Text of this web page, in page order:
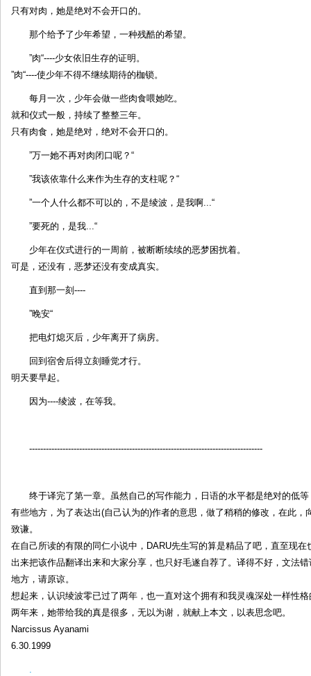
只有对肉，她是绝对不会开口的。
那个给予了少年希望，一种残酷的希望。
”肉“----少女依旧生存的证明。
”肉“----使少年不得不继续期待的枷锁。
每月一次，少年会做一些肉食喂她吃。
就和仪式一般，持续了整整三年。
只有肉食，她是绝对，绝对不会开口的。
”万一她不再对肉闭口呢？“
”我该依靠什么来作为生存的支柱呢？“
”一个人什么都不可以的，不是绫波，是我啊...“
”要死的，是我...“
少年在仪式进行的一周前，被断断续续的恶梦困扰着。
可是，还没有，恶梦还没有变成真实。
直到那一刻----
”晚安“
把电灯熄灭后，少年离开了病房。
回到宿舍后得立刻睡觉才行。
明天要早起。
因为----绫波，在等我。
------------------------------------------------------------------------------------
终于译完了第一章。虽然自己的写作能力，日语的水平都是绝对的低
有些地方，为了表达出(自己认为的)作者的意思，做了稍稍的修改，在此，
致谦。
在自己所读的有限的同仁小说中，DARU先生写的算是精品了吧，直至现在
出来把该作品翻译出来和大家分享，也只好毛遂自荐了。译得不好，文法
地方，请原谅。
想起来，认识绫波零已过了两年，也一直对这个拥有和我灵魂深处一样性
两年来，她带给我的真是很多，无以为谢，就献上本文，以表思念吧。
Narcissus Ayanami
6.30.1999
.